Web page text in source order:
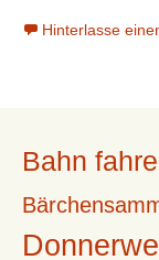
Hinterlasse
Bahn